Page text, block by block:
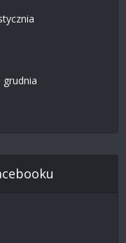
grudnia